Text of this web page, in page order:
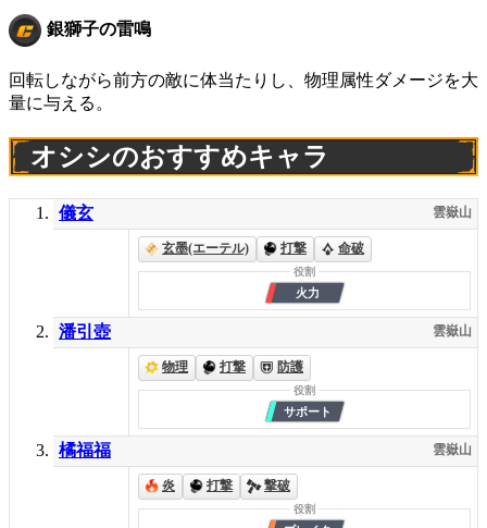
銀獅子の雷鳴
回転しながら前方の敵に体当たりし、物理属性ダメージを大
量に与える。
オシシのおすすめキャラ
儀玄 雲嶽山
玄墨(エーテル) 打撃 命破
潘引壺 雲嶽山
物理 打撃 防護
橘福福 雲嶽山
炎 打撃 撃破